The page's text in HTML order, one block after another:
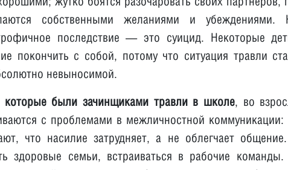
собственными желаниями и убеждениями.
последствие — это суицид. Некоторые
покончить с собой, потому что ситуация травли
невыносимой.
были зачинщиками травли в школе, во
с проблемами в межличностной коммуникации:
что насилие затрудняет, а не облегчает
здоровые семьи, встраиваться в рабочие